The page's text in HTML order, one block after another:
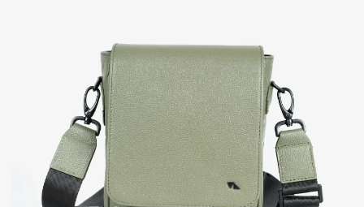
اکسسوری خانه
سایر محصولات
فروش سازمانی
شعب